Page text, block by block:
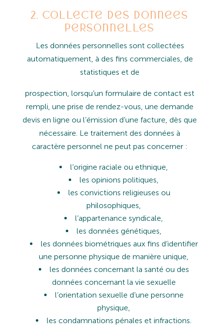
2. Collecte des données
personnelles
Les données personnelles sont collectées
automatiquement, à des fins commerciales, de
statistiques et de
prospection, lorsqu’un formulaire de contact est
rempli, une prise de rendez-vous, une demande
devis en ligne ou l’émission d’une facture, dès que
nécessaire. Le traitement des données à
caractère personnel ne peut pasconcerner :
l’origine raciale ou ethnique,
les opinions politiques,
les convictions religieuses ou
philosophiques,
l’appartenance syndicale,
les données génétiques,
les données biométriques aux fins d’identifier
une personne physique de manière unique,
les données concernant la santé ou des
données concernant la vie sexuelle
l’orientation sexuelle d’une personne
physique,
les condamnations pénales et infractions.